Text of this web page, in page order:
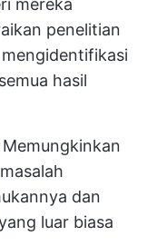
penelitian
hasil
Memungkinkan
dan
luar biasa